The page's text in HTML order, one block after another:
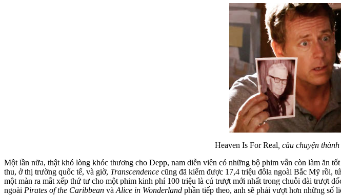
Heaven Is For Real , câu chuyện
Một lần nữa, thật khó lòng khóc thương cho Depp, nam diễn viên có những bộ phim vẫn còn làm ăn
thu, ở thị trường quốc tế, và giờ, Transcendence cũng đã kiếm được 17,4 triệu đôla ngoài Bắc Mỹ rồi,
một màn ra mắt xếp thứ tư cho một phim kinh phí 100 triệu là cú trượt mới nhất trong chuỗi dài trượt
ngoài Pirates of the Caribbean và Alice in Wonderland phần tiếp theo, anh sẽ phải vượt hơn những số